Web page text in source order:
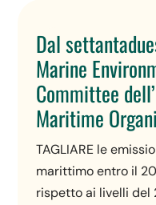
Dal
Marine
Committee
Maritime
TAGLIARE le
marittimo entro il
rispetto ai livelli del